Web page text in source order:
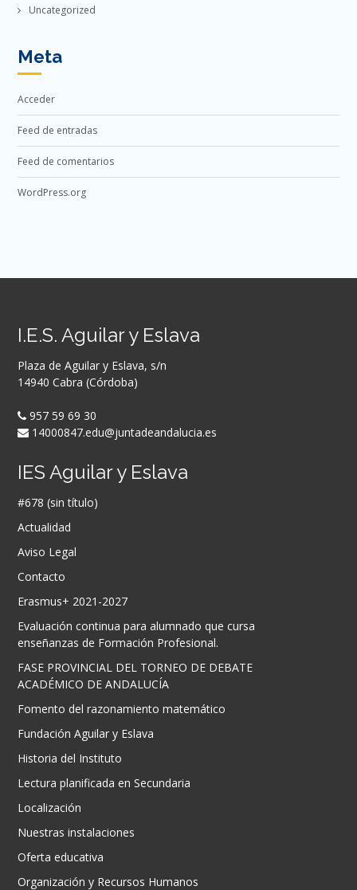
Uncategorized
Meta
Acceder
Feed de entradas
Feed de comentarios
WordPress.org
I.E.S. Aguilar y Eslava
Plaza de Aguilar y Eslava, s/n
14940 Cabra (Córdoba)
957 59 69 30
14000847.edu@juntadeandalucia.es
IES Aguilar y Eslava
#678 (sin título)
Actualidad
Aviso Legal
Contacto
Erasmus+ 2021-2027
Evaluación continua para alumnado que cursa
enseñanzas de Formación Profesional.
FASE PROVINCIAL DEL TORNEO DE DEBATE
ACADÉMICO DE ANDALUCÍA
Fomento del razonamiento matemático
Fundación Aguilar y Eslava
Historia del Instituto
Lectura planificada en Secundaria
Localización
Nuestras instalaciones
Oferta educativa
Organización y Recursos Humanos